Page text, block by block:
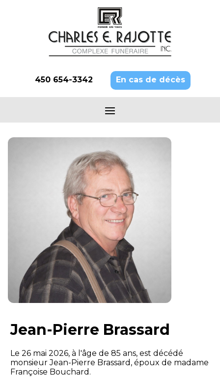
450 654-3342 En cas de décès
Jean-Pierre Brassard
Le 26 mai 2026, à l'âge de 85 ans, est décédé
monsieur Jean-Pierre Brassard, époux de madame
Françoise Bouchard.